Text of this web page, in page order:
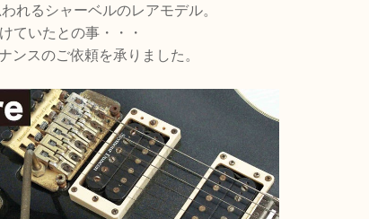
れるシャーベルのレアモデル。
ていたとの事・・・
ンスのご依頼を承りました。